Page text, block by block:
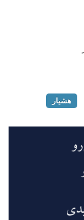
هشیار